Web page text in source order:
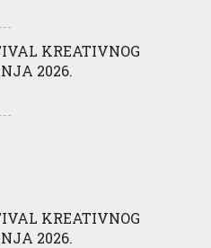
KREATIVNOG
2026.
KREATIVNOG
2026.